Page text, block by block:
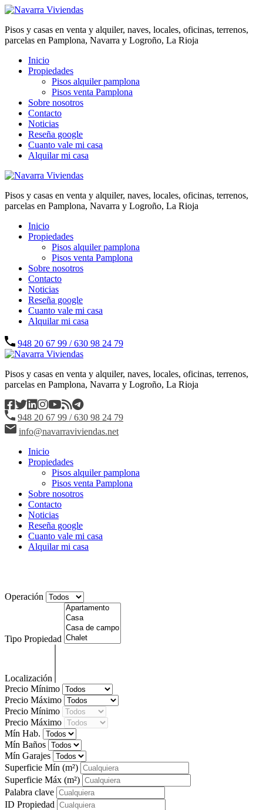
Pisos y casas en venta y alquiler, naves, locales, oficinas, terrenos,
parcelas en Pamplona, Navarra y Logroño, La Rioja
Inicio
Propiedades
Pisos alquiler pamplona
Pisos venta Pamplona
Sobre nosotros
Contacto
Noticias
Reseña google
Cuanto vale mi casa
Alquilar mi casa
Pisos y casas en venta y alquiler, naves, locales, oficinas, terrenos,
parcelas en Pamplona, Navarra y Logroño, La Rioja
Inicio
Propiedades
Pisos alquiler pamplona
Pisos venta Pamplona
Sobre nosotros
Contacto
Noticias
Reseña google
Cuanto vale mi casa
Alquilar mi casa
948 20 67 99 / 630 98 24 79
Pisos y casas en venta y alquiler, naves, locales, oficinas, terrenos,
parcelas en Pamplona, Navarra y Logroño, La Rioja
948 20 67 99 / 630 98 24 79
info@navarraviviendas.net
Inicio
Propiedades
Pisos alquiler pamplona
Pisos venta Pamplona
Sobre nosotros
Contacto
Noticias
Reseña google
Cuanto vale mi casa
Alquilar mi casa
Operación
Tipo Propiedad
Localización
Precio Mínimo
Precio Máximo
Precio Mínimo
Precio Máximo
Mín Hab.
Mín Baños
Mín Garajes
Superficie Mín (m²)
Superficie Máx (m²)
Palabra clave
ID Propiedad